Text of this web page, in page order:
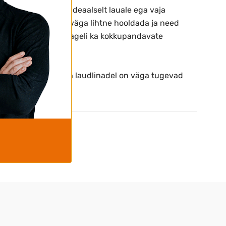
laudlinad ideaalselt lauale ega vaja
laudlinasid väga lihtne hooldada ja need
kasutatakse sageli ka kokkupandavate
Meie stretch laudlinadel on väga tugevad